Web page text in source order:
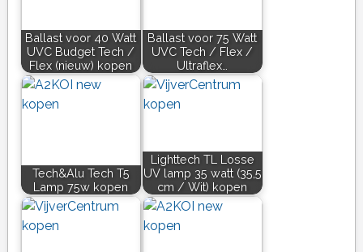
Ballast voor 40 Watt
UVC Budget Tech /
Flex (nieuw) kopen
Ballast voor 75 Watt
UVC Tech / Flex /
Ultraflex…
Tech&Alu Tech T5
Lamp 75w kopen
Lighttech TL Losse
UV lamp 35 watt (35,5
cm / Wit) kopen